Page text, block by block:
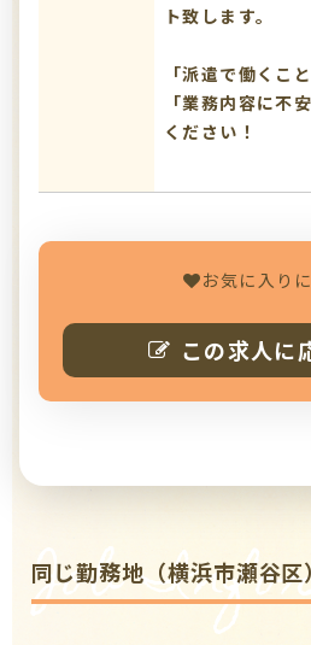
ト致します。
「派遣で働くこ
「業務内容に不
ください！
お気に入り
この求人に
Job
同じ勤務地（横浜市瀬谷